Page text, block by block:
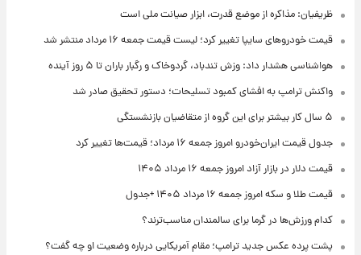
ظریفیان: مذاکره از موضع قدرت، ابزار صیانت ملی است
قیمت خودروهای سایپا تغییر کرد؛ لیست قیمت جمعه ۱۶ مرداد منتشر شد
هواشناسی هشدار داد: وزش تندباد، گردوخاک و رگبار باران تا ۵ روز آینده
واکنش ترامپ به افشای کمبود تسلیحات؛ دستور تحقیق صادر شد
۵ سال کار بیشتر برای این گروه از متقاضیان بازنشستگی
جدول قیمت ایران‌خودرو امروز جمعه ۱۶ مرداد؛ قیمت‌ها تغییر کرد
قیمت دلار در بازار آزاد امروز جمعه ۱۶ مرداد ۱۴۰۵
قیمت طلا و سکه امروز جمعه ۱۶ مرداد ۱۴۰۵ +جدول
کدام ورزش‌ها در گرما برای سالمندان مناسب‌ترند؟
پشت پرده عکس جدید ترامپ؛ مقام آمریکایی درباره وضعیت او چه گفت؟